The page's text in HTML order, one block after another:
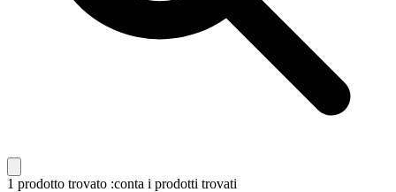
1 prodotto trovato :conta i prodotti trovati